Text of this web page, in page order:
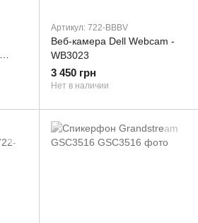
Артикул: 722-BBBV
Веб-камера Dell Webcam -
WB3023
3 450 грн
Нет в наличии